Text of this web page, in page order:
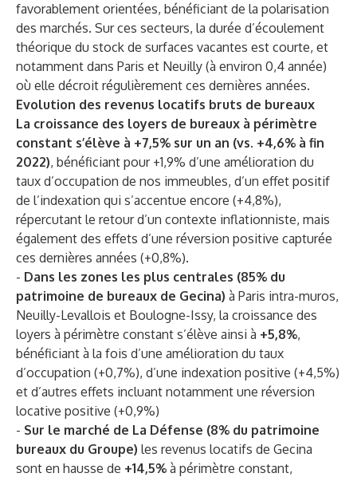
favorablement orientées, bénéficiant de la polarisation
des marchés. Sur ces secteurs, la durée d’écoulement
théorique du stock de surfaces vacantes est courte, et
notamment dans Paris et Neuilly (à environ 0,4 année)
où elle décroit régulièrement ces dernières années.
Evolution des revenus locatifs bruts de bureaux
La croissance des loyers de bureaux à périmètre
constant s’élève à +7,5% sur un an (vs. +4,6% à fin
2022), bénéficiant pour +1,9% d’une amélioration du
taux d’occupation de nos immeubles, d’un effet positif
de l’indexation qui s’accentue encore (+4,8%),
répercutant le retour d’un contexte inflationniste, mais
également des effets d’une réversion positive capturée
ces dernières années (+0,8%).
- Dans les zones les plus centrales (85% du
patrimoine de bureaux de Gecina) à Paris intra-muros,
Neuilly-Levallois et Boulogne-Issy, la croissance des
loyers à périmètre constant s’élève ainsi à +5,8%,
bénéficiant à la fois d’une amélioration du taux
d’occupation (+0,7%), d’une indexation positive (+4,5%)
et d’autres effets incluant notamment une réversion
locative positive (+0,9%)
- Sur le marché de La Défense (8% du patrimoine
bureaux du Groupe) les revenus locatifs de Gecina
sont en hausse de +14,5% à périmètre constant,